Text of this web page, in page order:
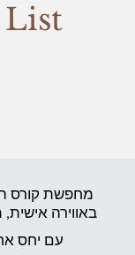
מחפשת קורס
באווירה אישית,
עם יחס